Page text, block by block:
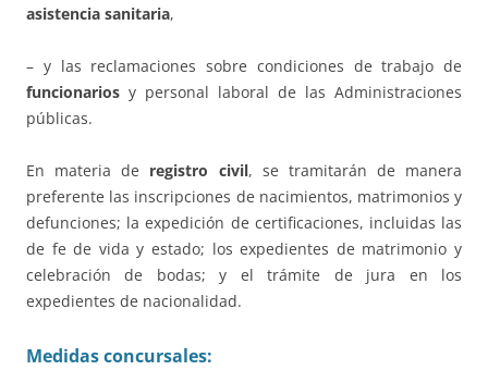
asistencia sanitaria,
– y las reclamaciones sobre condiciones de trabajo de
funcionarios y personal laboral de las Administraciones
públicas.
En materia de registro civil, se tramitarán de manera
preferente las inscripciones de nacimientos, matrimonios y
defunciones; la expedición de certificaciones, incluidas las
de fe de vida y estado; los expedientes de matrimonio y
celebración de bodas; y el trámite de jura en los
expedientes de nacionalidad.
Medidas concursales: